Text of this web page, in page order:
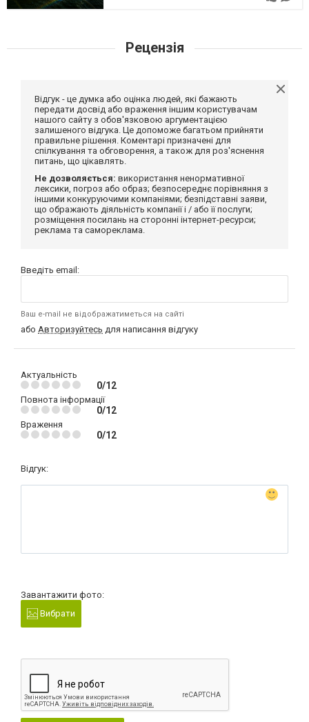
Рецензія
Відгук - це думка або оцінка людей, які бажають
передати досвід або враження іншим користувачам
нашого сайту з обов'язковою аргументацією
залишеного відгука. Це допоможе багатьом прийняти
правильне рішення. Коментарі призначені для
спілкування та обговорення, а також для роз'яснення
питань, що цікавлять.
Не дозволяється: використання ненормативної
лексики, погроз або образ; безпосереднє порівняння з
іншими конкуруючими компаніями; безпідставні заяви,
що ображають діяльність компанії і / або її послуги;
розміщення посилань на сторонні інтернет-ресурси;
реклама та самореклама.
Введіть email:
Ваш e-mail не відображатиметься на сайті
або Авторизуйтесь для написання відгуку
Актуальність
0/12
Повнота інформації
0/12
Враження
0/12
Відгук:
Завантажити фото:
Вибрати